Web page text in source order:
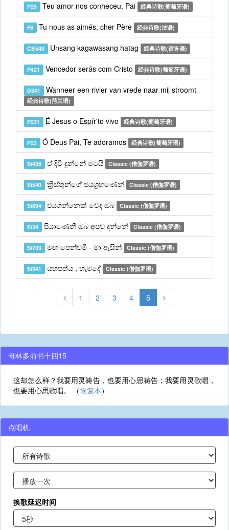
P25 Teu amor nos conheceu, Pai 经典诗歌(葡萄牙语)
F6 Tu nous as aimés, cher Père 经典诗歌(法语)
CB540 Unsang kagawasang hatag 经典诗歌(宿务语)
P421 Vencedor serás com Cristo 经典诗歌(葡萄牙语)
D341 Wanneer een rivier van vrede naar mij stroomt
经典诗歌(菏兰语)
P231 É Jesus o Espír'to vivo 经典诗歌(葡萄牙语)
P23 Ó Deus Pai, Te adoramos 经典诗歌(葡萄牙语)
Si436 ඒ දිවි දුන්නේ මටයි Classic (僧伽罗语)
Si540 ක්‍රිස්තුන්ගේ ජයග්‍රහණෙන් Classic (僧伽罗语)
Si894 ජයගන්නෙක් වේද ඔබ Classic (僧伽罗语)
Si34 පියාණෙනී ඔබ අපව දන්නේ Classic (僧伽罗语)
Si703 මඟ පෙන්වමී - මා ඇසින් Classic (僧伽罗语)
Si341 යහපත්ය , හැමදේ Classic (僧伽罗语)
1 2 3 4 5
哥林多前书十四15
这却怎么样？我要用灵祷告，也要用心思祷告；我要用灵歌唱，
也要用心思歌唱。 （恢复本）
点唱机
换歌延迟时间